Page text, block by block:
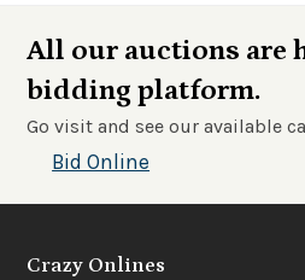
All our auctions are
bidding platform.
Go visit and see our available
Bid Online
Crazy Onlines